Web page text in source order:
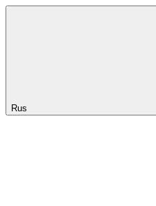
Rus